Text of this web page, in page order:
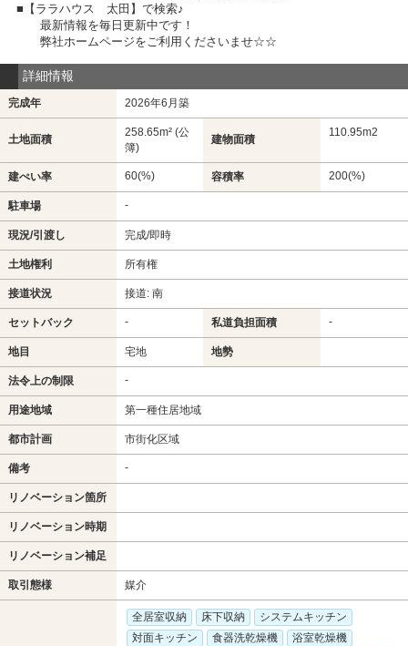
■【ララハウス 太田】で検索♪
最新情報を毎日更新中です！
弊社ホームページをご利用くださいませ☆☆
詳細情報
完成年 2026年6月築
土地面積
258.65m² (公
簿)
建物面積
110.95m2
建ぺい率 60(%) 容積率 200(%)
駐車場 -
現況/引渡し 完成/即時
土地権利 所有権
接道状況 接道: 南
セットバック - 私道負担面積 -
地目 宅地 地勢
法令上の制限 -
用途地域 第一種住居地域
都市計画 市街化区域
備考 -
リノベーション箇所
リノベーション時期
リノベーション補足
取引態様 媒介
全居室収納 床下収納
システムキッチン
対面キッチン
食器洗乾燥機
浴室乾燥機